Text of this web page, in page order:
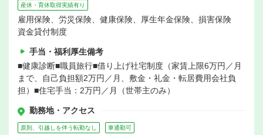
産休・育休取得実績有り
雇用保険、労災保険、健康保険、厚生年金保険、損害保険
資金貸付制度
手当・福利厚生備考
■健康診断■職員旅行■借り上げ社宅制度（家賃上限6万円／月
まで、自己負担額2万円／月、敷金・礼金・転居費用会社負
担）■住宅手当：2万円／月（世帯主のみ）
勤務地・アクセス
原則、引越しを伴う転勤なし 車通勤可